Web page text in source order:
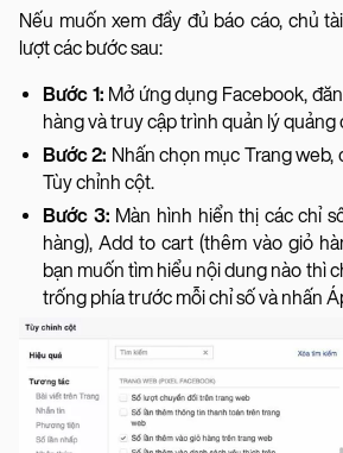
Nếu muốn xem đầy đủ báo cáo, chủ
lượt các bước sau:
Bước 1: Mở ứng dụng Facebook,
hàng và truy cập trình quản lý quảng
Bước 2: Nhấn chọn mục Trang web,
Tùy chỉnh cột.
Bước 3: Màn hình hiển thị các chỉ
hàng), Add to cart (thêm vào giỏ
bạn muốn tìm hiểu nội dung nào thì
trống phía trước mỗi chỉ số và nhấn